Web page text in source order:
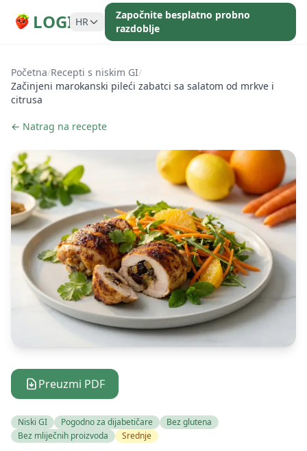
LOGI HR
Započnite besplatno probno
razdoblje
Početna/Recepti s niskim GI/
Začinjeni marokanski pileći zabatci sa salatom od mrkve i
citrusa
← Natrag na recepte
Preuzmi PDF
Niski GI Pogodno za dijabetičare
Bez glutena
Bez mliječnih proizvoda
Srednje